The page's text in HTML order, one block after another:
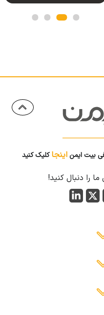
بیت ایمن اینجاکلیک کنید
را دنبال کنید!